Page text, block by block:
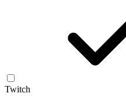
Twitch